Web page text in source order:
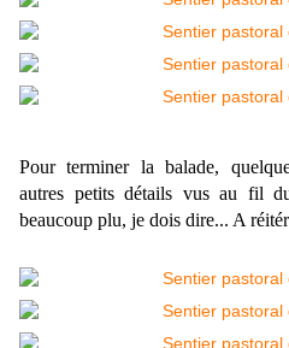
Pour terminer la balade,
autres petits détails vus au fil
beaucoup plu, je dois dire... A